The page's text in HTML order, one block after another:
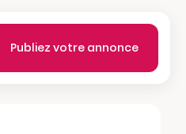
Publiez votre annonce